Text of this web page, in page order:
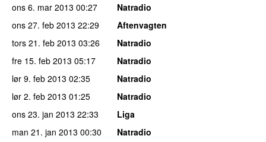
ons 6. mar 2013 00:27
Natradio
ons 27. feb 2013 22:29
Aftenvagten
tors 21. feb 2013 03:26
Natradio
fre 15. feb 2013 05:17
Natradio
lør 9. feb 2013 02:35
Natradio
lør 2. feb 2013 01:25
Natradio
ons 23. jan 2013 22:33
Liga
man 21. jan 2013 00:30
Natradio